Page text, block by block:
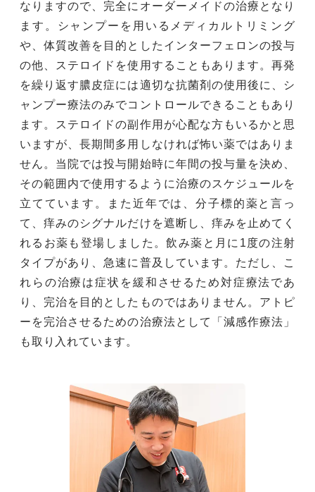
なりますので、完全にオーダーメイドの治療となり
ます。シャンプーを用いるメディカルトリミング
や、体質改善を目的としたインターフェロンの投与
の他、ステロイドを使用することもあります。再発
を繰り返す膿皮症には適切な抗菌剤の使用後に、シ
ャンプー療法のみでコントロールできることもあり
ます。ステロイドの副作用が心配な方もいるかと思
いますが、長期間多用しなければ怖い薬ではありま
せん。当院では投与開始時に年間の投与量を決め、
その範囲内で使用するように治療のスケジュールを
立てています。また近年では、分子標的薬と言っ
て、痒みのシグナルだけを遮断し、痒みを止めてく
れるお薬も登場しました。飲み薬と月に1度の注射
タイプがあり、急速に普及しています。ただし、こ
れらの治療は症状を緩和させるため対症療法であ
り、完治を目的としたものではありません。アトピ
ーを完治させるための治療法として「減感作療法」
も取り入れています。